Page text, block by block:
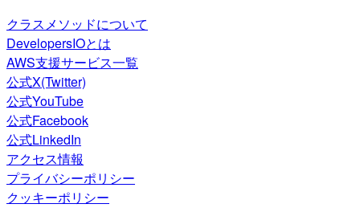
クラスメソッドについて
DevelopersIOとは
AWS支援サービス一覧
公式X(Twitter)
公式YouTube
公式Facebook
公式LinkedIn
アクセス情報
プライバシーポリシー
クッキーポリシー